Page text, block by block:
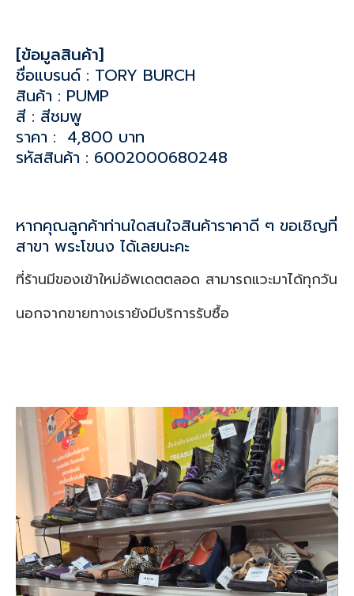
[ข้อมูลสินค้า]
ชื่อแบรนด์ : TORY BURCH
สินค้า : PUMP
สี : สีชมพู
ราคา : 4,800 บาท
รหัสสินค้า : 6002000680248
หากคุณลูกค้าท่านใดสนใจสินค้าราคาดี ๆ ขอเชิญที่
สาขา พระโขนง ได้เลยนะคะ
ที่ร้านมีของเข้าใหม่อัพเดตตลอด สามารถแวะมาได้ทุกวัน
นอกจากขายทางเรายังมีบริการรับซื้อ